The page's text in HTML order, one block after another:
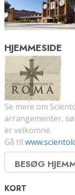
HJEMMESIDE
Se mere om
arrangementer,
er velkomne.
Gå til
BESØG
KORT